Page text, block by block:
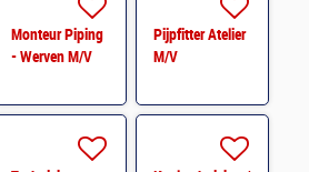
Monteur Piping
- Werven M/V
Pijpfitter Atelier
M/V